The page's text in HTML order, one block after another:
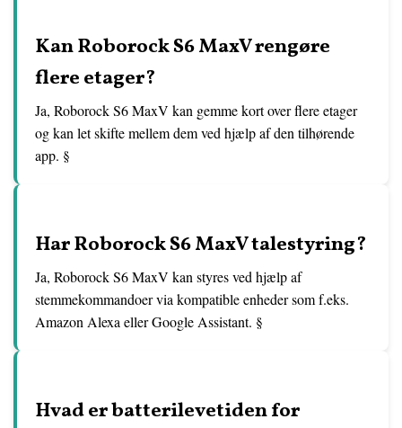
Kan Roborock S6 MaxV rengøre
flere etager?
Ja, Roborock S6 MaxV kan gemme kort over flere etager
og kan let skifte mellem dem ved hjælp af den tilhørende
app. §
Har Roborock S6 MaxV talestyring?
Ja, Roborock S6 MaxV kan styres ved hjælp af
stemmekommandoer via kompatible enheder som f.eks.
Amazon Alexa eller Google Assistant. §
Hvad er batterilevetiden for